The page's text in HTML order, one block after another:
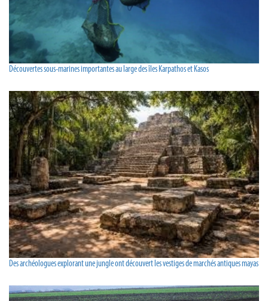
Découvertes sous-marines importantes au large des îles Karpathos et Kasos
Des archéologues explorant une jungle ont découvert les vestiges de marchés antiques mayas